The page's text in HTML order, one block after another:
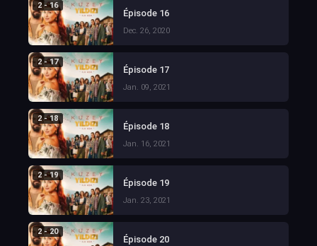
2 - 16
Épisode 16
Dec. 26, 2020
2 - 17
Épisode 17
Jan. 09, 2021
2 - 18
Épisode 18
Jan. 16, 2021
2 - 19
Épisode 19
Jan. 23, 2021
2 - 20
Épisode 20